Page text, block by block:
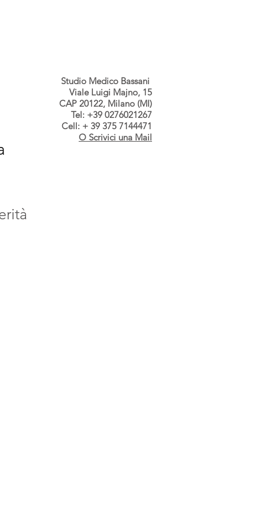
Studio Medico Bassani
Viale Luigi Majno, 15
CAP 20122, Milano (MI)
Tel: +39 0276021267
Cell: + 39 375 7144471
O Scrivici una Mail